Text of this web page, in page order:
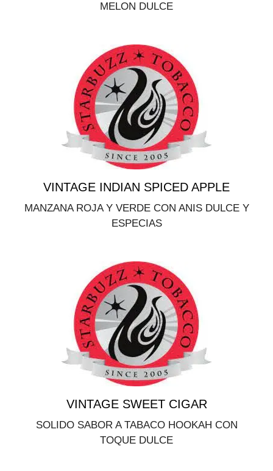
MELON DULCE
VINTAGE INDIAN SPICED APPLE
MANZANA ROJA Y VERDE CON ANIS DULCE Y
ESPECIAS
VINTAGE SWEET CIGAR
SOLIDO SABOR A TABACO HOOKAH CON
TOQUE DULCE